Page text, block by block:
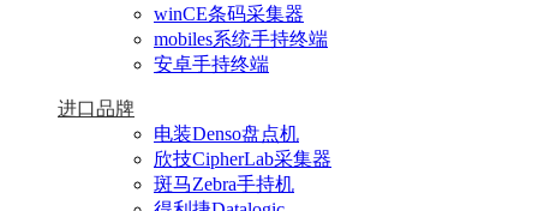
winCE条码采集器
mobiles系统手持终端
安卓手持终端
进口品牌
电装Denso盘点机
欣技CipherLab采集器
斑马Zebra手持机